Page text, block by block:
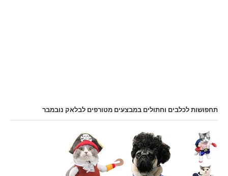
תחפושות לכלבים וחתולים במבצעים מטורפים לבלאק נובמבר